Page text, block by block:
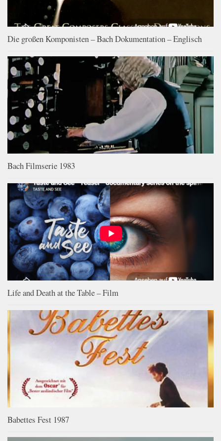
Die großen Komponisten – Bach Dokumentation – Englisch
Bach Filmserie 1983
Life and Death at the Table – Film
Babettes Fest 1987